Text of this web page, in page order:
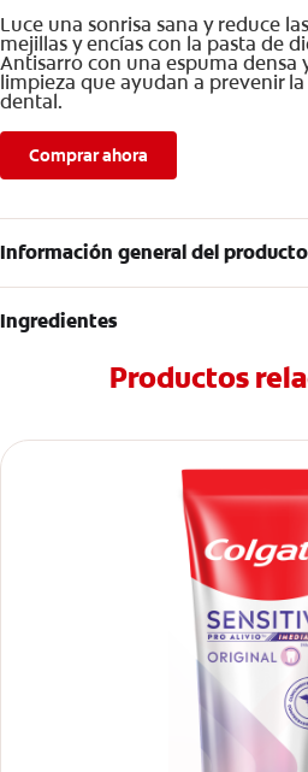
Luce una sonrisa sana y reduce
mejillas y encías con la pasta de
Antisarro con una espuma densa
limpieza que ayudan a prevenir
dental.
Comprar ahora
Información general del producto
Ingredientes
Productos